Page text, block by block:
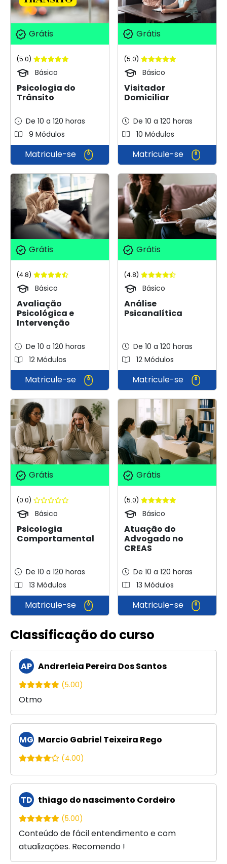
Grátis
(5.0)
Básico
Psicologia do
Trânsito
De 10 a 120 horas
9 Módulos
Matricule-se
Grátis
(5.0)
Básico
Visitador
Domiciliar
De 10 a 120 horas
10 Módulos
Matricule-se
Grátis
(4.8)
Básico
Avaliação
Psicológica e
Intervenção
De 10 a 120 horas
12 Módulos
Matricule-se
Grátis
(4.8)
Básico
Análise
Psicanalítica
De 10 a 120 horas
12 Módulos
Matricule-se
Grátis
(0.0)
Básico
Psicologia
Comportamental
De 10 a 120 horas
13 Módulos
Matricule-se
Grátis
(5.0)
Básico
Atuação do
Advogado no
CREAS
De 10 a 120 horas
13 Módulos
Matricule-se
Classificação do curso
AP Andrerleia Pereira Dos Santos
(5.00)
Otmo
MG Marcio Gabriel Teixeira Rego
(4.00)
TD thiago do nascimento Cordeiro
(5.00)
Conteúdo de fácil entendimento e com
atualizações. Recomendo !